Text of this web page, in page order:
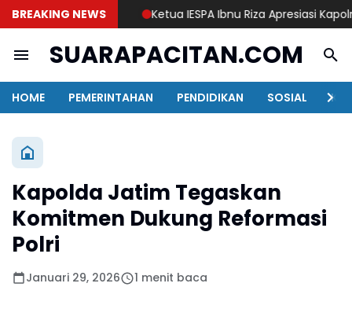
BREAKING NEWS Ketua IESPA Ibnu Riza Apresiasi Kapolri
SUARAPACITAN.COM
HOME PEMERINTAHAN PENDIDIKAN SOSIAL
Kapolda Jatim Tegaskan
Komitmen Dukung Reformasi
Polri
Januari 29, 2026 1 menit baca